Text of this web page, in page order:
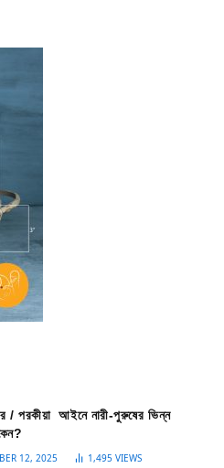
/ পরকীয়া আইনে নারী-পুরুষের ভিন্ন
12, 2025 1,495 VIEWS